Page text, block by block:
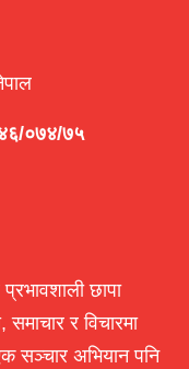
०७४/७५
छापा
समाचार र विचारमा
सञ्चार अभियान पनि